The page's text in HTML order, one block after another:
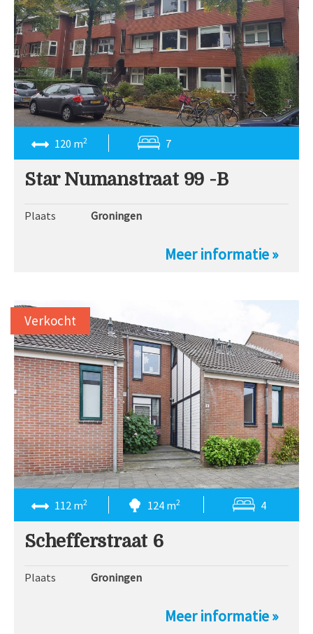
120 m2 7
Star Numanstraat 99 -B
Plaats Groningen
Meer informatie »
112 m2 124 m2 4
Schefferstraat 6
Plaats Groningen
Meer informatie »
Verkocht